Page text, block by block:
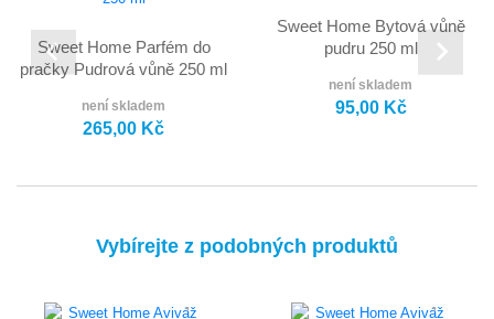
Sweet Home Parfém do
pračky Pudrová vůně 250 ml
není skladem
265,00 Kč
Sweet Home Bytová vůně
pudru 250 ml
není skladem
95,00 Kč
Vybírejte z podobných produktů